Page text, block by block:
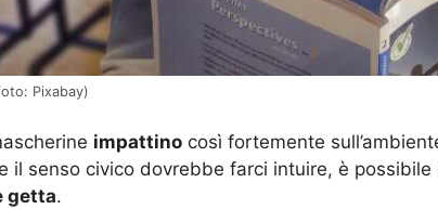
Pixabay)
impattino così fortemente
il senso civico dovrebbe farci intuire, è
getta.